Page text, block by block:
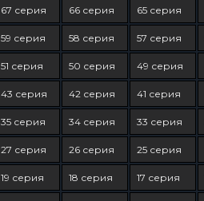
67 серия 66 серия 65 серия
59 серия 58 серия 57 серия
51 серия 50 серия 49 серия
43 серия 42 серия 41 серия
35 серия 34 серия 33 серия
27 серия 26 серия 25 серия
19 серия 18 серия 17 серия